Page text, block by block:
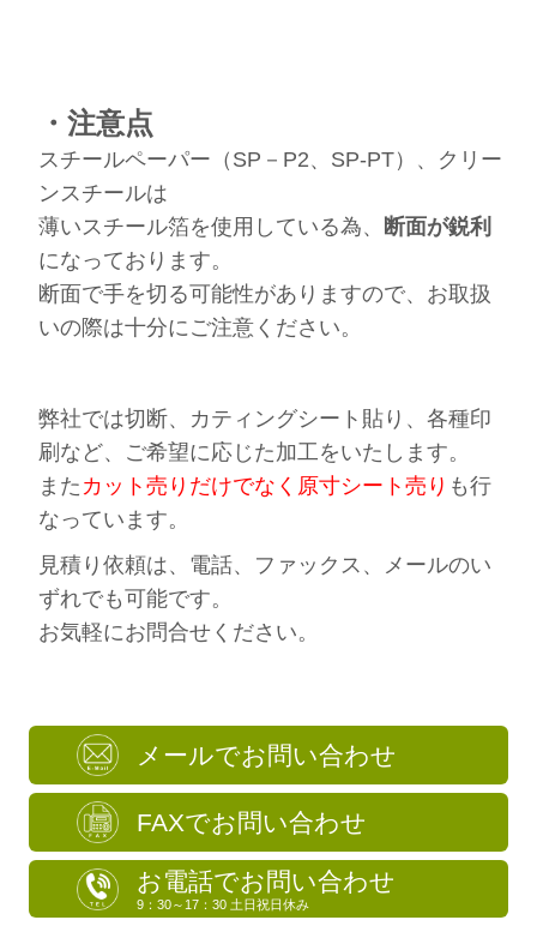
・注意点
スチールペーパー（SP－P2、SP-PT）、クリー
ンスチールは
薄いスチール箔を使用している為、
断面が鋭利
になっております。
断面で手を切る可能性がありますので、お取扱
いの際は十分にご注意ください。
弊社では切断、カティングシート貼り、各種印
刷など、ご希望に応じた加工をいたします。
また カット売りだけでなく原寸シート売り も行
なっています。
見積り依頼は、電話、ファックス、メールのい
ずれでも可能です。
お気軽にお問合せください。
メールでお問い合わせ
FAXでお問い合わせ
お電話でお問い合わせ
9：30～17：30 土日祝日休み